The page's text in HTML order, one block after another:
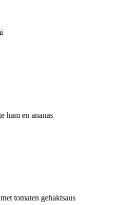
ham en ananas
tomaten gehaktsaus